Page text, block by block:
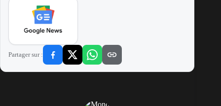
Partager sur :